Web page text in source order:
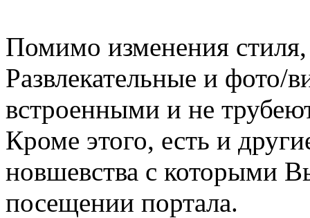
Помимо изменения
Развлекательные и фото/
встроенными и не
Кроме этого, есть и
новшевства с которыми
посещении портала.